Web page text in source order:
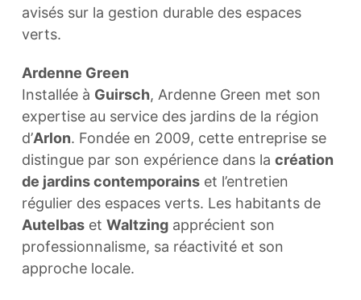
avisés sur la gestion durable des espaces
verts.
Ardenne Green
Installée à Guirsch, Ardenne Green met son
expertise au service des jardins de la région
d’Arlon. Fondée en 2009, cette entreprise se
distingue par son expérience dans la création
de jardins contemporainset l’entretien
régulier des espaces verts. Les habitants de
Autelbaset Waltzingapprécient son
professionnalisme, sa réactivité et son
approche locale.